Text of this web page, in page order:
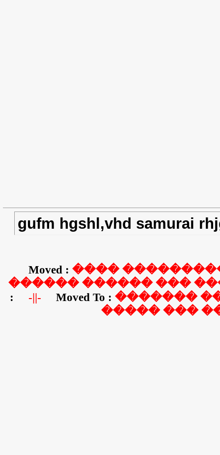
gufm hgshl,vhd samurai
H,k hgshl,vhd fhgsdt
Moved : ���� ���������
������ ������ ���
-||-
Moved To : �������
���� ���